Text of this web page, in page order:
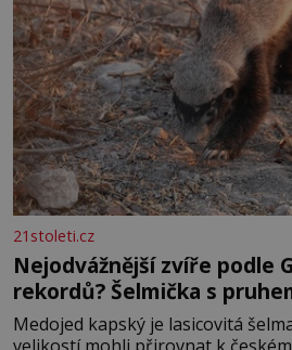
21stoleti.cz
Nejodvážnější zvíře podle
rekordů? Šelmička s
Medojed kapský je lasicovitá